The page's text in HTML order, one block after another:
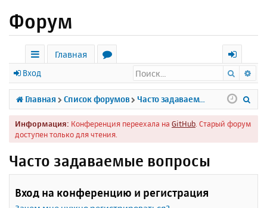
Форум
с
ы
л
к
Главная
р
у
м
х
о
д
Вход Поиск
Главная Список форумов Часто задаваемые вопросы
Информация: Конференция переехала на GitHub . Старый форум
доступен только для чтения.
Часто задаваемые вопросы
Вход на конференцию и регистрация